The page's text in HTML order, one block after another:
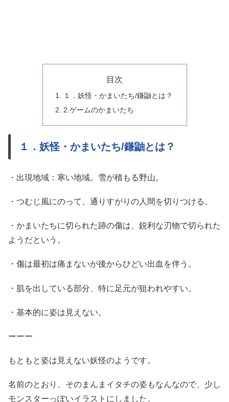
目次
１．妖怪・かまいたち/鎌鼬とは？
2.ゲームのかまいたち
１．妖怪・かまいたち/鎌鼬とは？
・出現地域：寒い地域。雪が積もる野山。
・つむじ風にのって、通りすがりの人間を切りつける。
・かまいたちに切られた跡の傷は、鋭利な刃物で切られた
ようだという。
・傷は最初は痛まないが後からひどい出血を伴う。
・肌を出している部分、特に足元が狙われやすい。
・基本的に姿は見えない。
ーーー
もともと姿は見えない妖怪のようです。
名前のとおり、そのまんまイタチの姿もなんなので、少し
モンスターっぽいイラストにしました。